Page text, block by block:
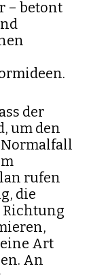
– betont
der
um den
Normalfall
rufen
die
Art
An